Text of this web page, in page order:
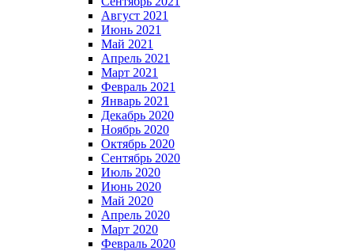
Август 2021
Июнь 2021
Май 2021
Апрель 2021
Март 2021
Февраль 2021
Январь 2021
Декабрь 2020
Ноябрь 2020
Октябрь 2020
Сентябрь 2020
Июль 2020
Июнь 2020
Май 2020
Апрель 2020
Март 2020
Февраль 2020